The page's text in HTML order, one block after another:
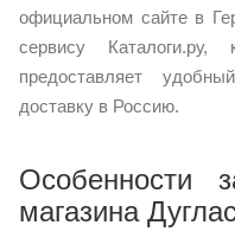
официальном сайте в
сервису
предоставляет
доставку в Россию.
Особенности
магазина